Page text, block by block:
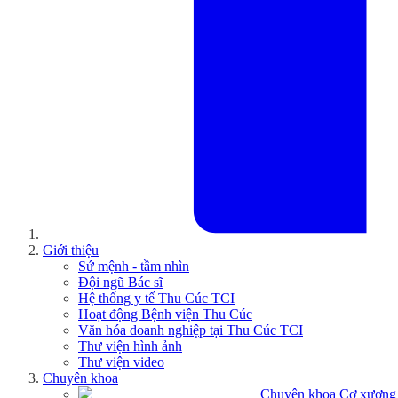
Giới thiệu
Sứ mệnh - tầm nhìn
Đội ngũ Bác sĩ
Hệ thống y tế Thu Cúc TCI
Hoạt động Bệnh viện Thu Cúc
Văn hóa doanh nghiệp tại Thu Cúc TCI
Thư viện hình ảnh
Thư viện video
Chuyên khoa
Chuyên khoa Cơ